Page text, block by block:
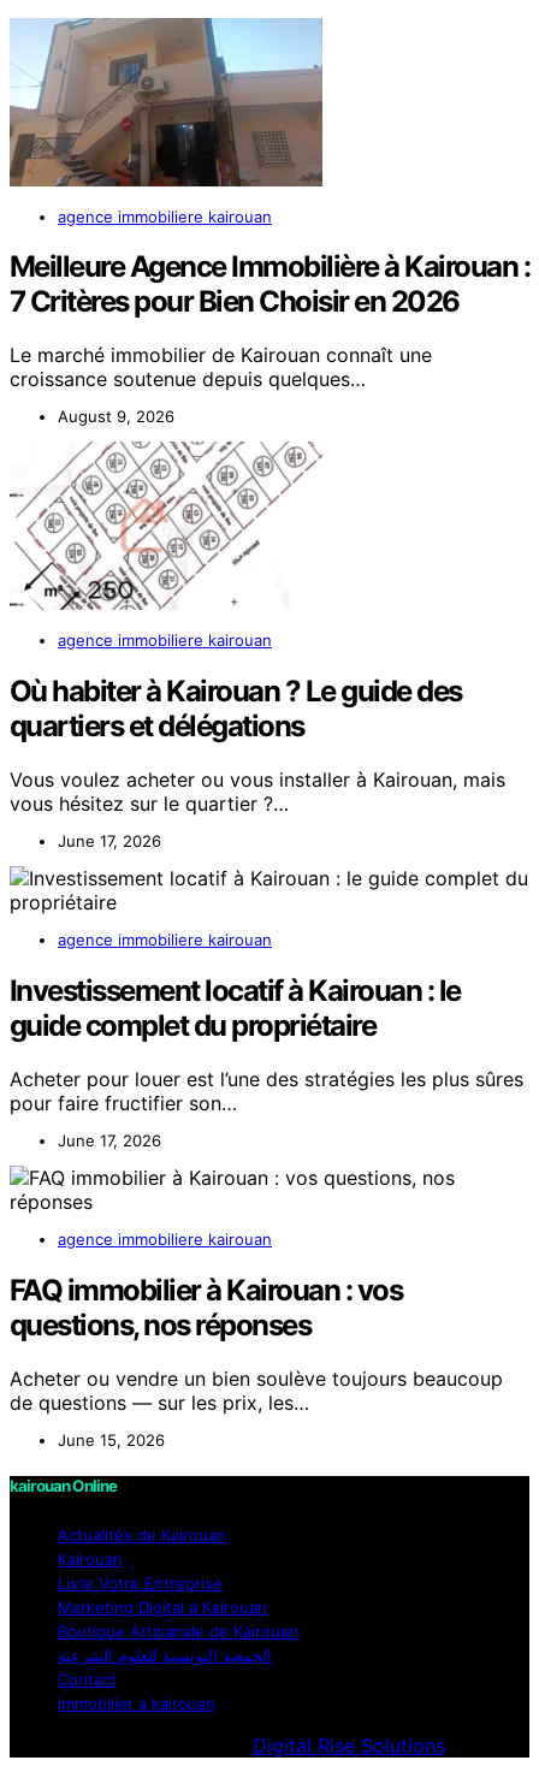
agence immobiliere kairouan
Meilleure Agence Immobilière à Kairouan :
7 Critères pour Bien Choisir en 2026
Le marché immobilier de Kairouan connaît une
croissance soutenue depuis quelques…
August 9, 2026
agence immobiliere kairouan
Où habiter à Kairouan ? Le guide des
quartiers et délégations
Vous voulez acheter ou vous installer à Kairouan, mais
vous hésitez sur le quartier ?…
June 17, 2026
agence immobiliere kairouan
Investissement locatif à Kairouan : le
guide complet du propriétaire
Acheter pour louer est l’une des stratégies les plus sûres
pour faire fructifier son…
June 17, 2026
agence immobiliere kairouan
FAQ immobilier à Kairouan : vos
questions, nos réponses
Acheter ou vendre un bien soulève toujours beaucoup
de questions — sur les prix, les…
June 15, 2026
kairouan Online
Actualités de Kairouan
Kairouan
Liste Votre Entreprise
Marketing Digital à Kairouan
Boutique Artisanale de Kairouan
الجمعية التونسية للعلوم الشرعية
Contact
immobilier a kairouan
Digital Rise Solutions